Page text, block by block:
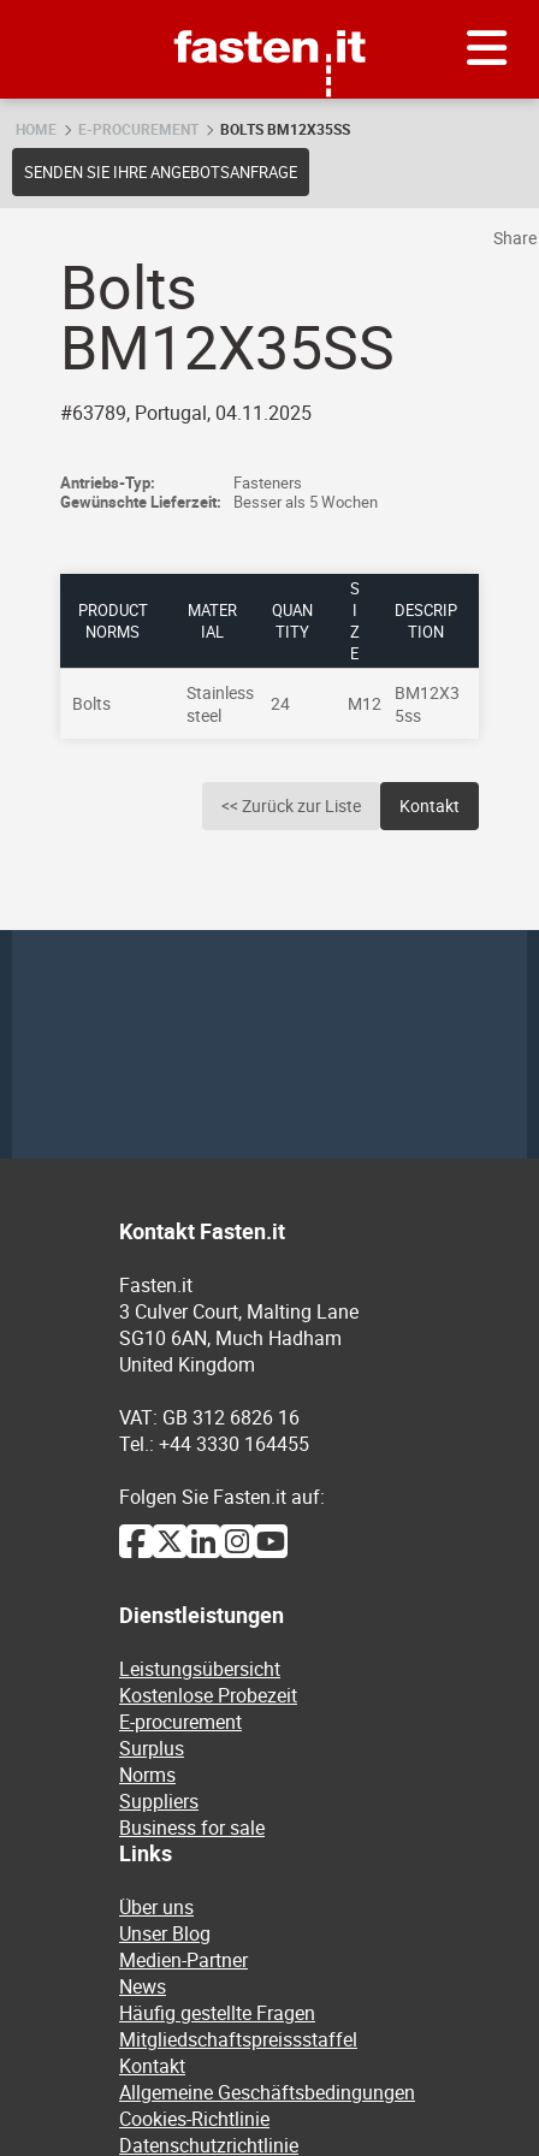
HOME E-PROCUREMENT BOLTS BM12X35SS
SENDEN SIE IHRE ANGEBOTSANFRAGE
Bolts
BM12X35SS
#63789, Portugal, 04.11.2025
Antriebs-Typ:
Fasteners
Gewünschte Lieferzeit:
Besser als 5 Wochen
PRODUCT
NORMS
MATER
IAL
QUAN
TITY
S
I
Z
E
DESCRIP
TION
Bolts
Stainless
steel
24 M12
BM12X3
5ss
<< Zurück zur Liste Kontakt
Share
Kontakt Fasten.it
Fasten.it
3 Culver Court, Malting Lane
SG10 6AN, Much Hadham
United Kingdom
VAT: GB 312 6826 16
Tel.: +44 3330 164455
Folgen Sie Fasten.it auf:
Dienstleistungen
Leistungsübersicht
Kostenlose Probezeit
E-procurement
Surplus
Norms
Suppliers
Business for sale
Links
Über uns
Unser Blog
Medien-Partner
News
Häufig gestellte Fragen
Mitgliedschaftspreissstaffel
Kontakt
Allgemeine Geschäftsbedingungen
Cookies-Richtlinie
Datenschutzrichtlinie